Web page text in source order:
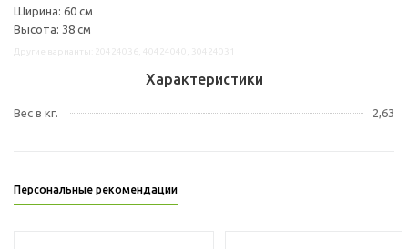
Ширина: 60 см
Высота: 38 см
Характеристики
Вес в кг. 2,63
Персональные рекомендации